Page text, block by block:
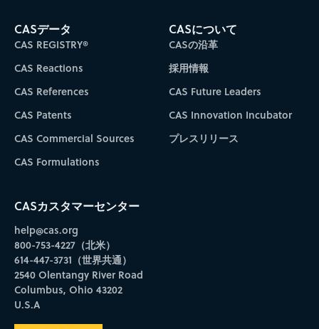
CASデータ
CAS REGISTRY®
CAS Reactions
CAS References
CAS Patents
CAS Commercial Sources
CAS Formulations
CASについて
CASの沿革
採用情報
CAS Future Leaders
CAS Innovation Incubator
プレスリリース
CASカスタマーセンター
help@cas.org
800-753-4227（北米）
614-447-3731（世界共通）
2540 Olentangy River Road
Columbus, Ohio 43202
U.S.A